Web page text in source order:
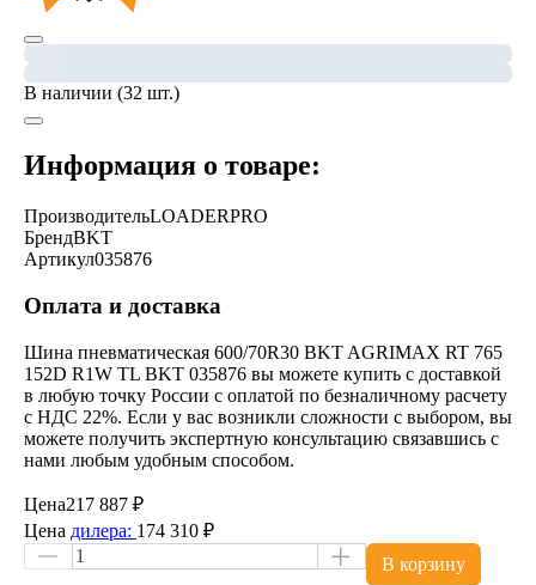
В наличии (32 шт.)
Информация о товаре:
ПроизводительLOADERPRO
БрендBKT
Артикул035876
Оплата и доставка
Шина пневматическая 600/70R30 BKT AGRIMAX RT 765
152D R1W TL BKT 035876 вы можете купить с доставкой
в любую точку России с оплатой по безналичному расчету
с НДС 22%. Если у вас возникли сложности с выбором, вы
можете получить экспертную консультацию связавшись с
нами любым удобным способом.
Цена217 887 ₽
Цена дилера: 174 310 ₽
В корзину